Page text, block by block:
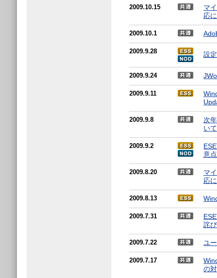
2009.10.15
マ
応
2009.10.1
2009.9.28 設
2009.9.24
2009.9.11
2009.9.8
次
いて
2009.9.2
意点
2009.8.20
マ
応
2009.8.13
2009.7.31
詫び
2009.7.22 ユ
2009.7.17
の